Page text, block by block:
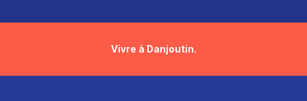
Vivre à Danjoutin.